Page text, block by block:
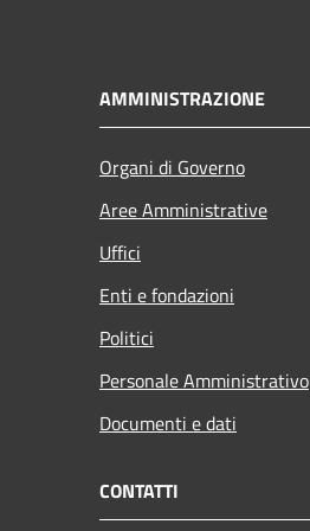
AMMINISTRAZIONE
Organi di Governo
Aree Amministrative
Uffici
Enti e fondazioni
Politici
Personale Amministrativo
Documenti e dati
CONTATTI